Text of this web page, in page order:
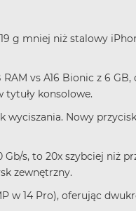
g mniej niż stalowy
vs A16 Bionic z 6
tytuły konsolowe.
wyciszania. Nowy
s, to 20x szybciej niż
zewnętrzny.
w 14 Pro), oferując